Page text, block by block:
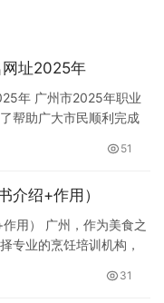
网址2025年
年 广州市2025年职业
帮助广大市民顺利完成
51
介绍+作用）
用） 广州，作为美食之
专业的烹饪培训机构，
31